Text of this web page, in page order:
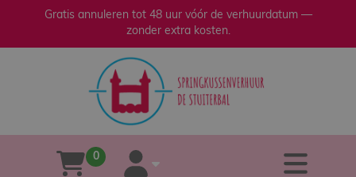
Gratis annuleren tot 48 uur vóór de verhuurdatum —
zonder extra kosten.
winkelwagen
0
account
×sluiten